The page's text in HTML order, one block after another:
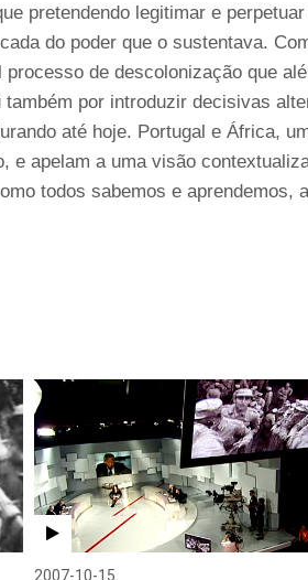
pretendendo legitimar e
do poder que o sustentava.
de descolonização que
por introduzir decisivas
até hoje. Portugal e África,
e apelam a uma visão
todos sabemos e aprendemos,
2007-10-15